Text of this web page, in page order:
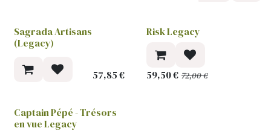
Sagrada Artisans
(Legacy)
57,85€
Risk Legacy
59,50€ 72,00€
Captain Pépé - Trésors
en vue Legacy